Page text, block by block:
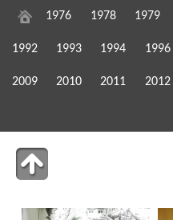
1976 1978 1979
1992 1993 1994 1996
2009 2010 2011 2012